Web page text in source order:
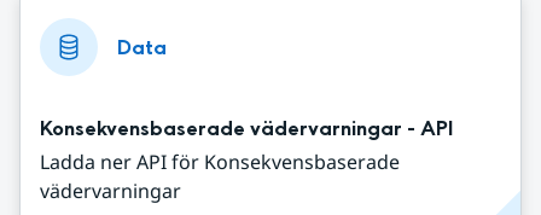
Data
Konsekvensbaserade vädervarningar - API
Ladda ner API för Konsekvensbaserade
vädervarningar